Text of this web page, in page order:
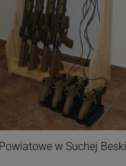
w Suchej